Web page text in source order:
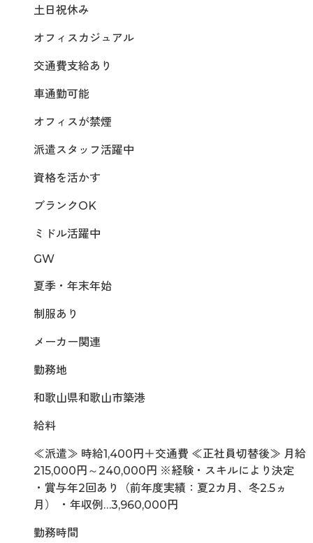
土日祝休み
オフィスカジュアル
交通費支給あり
車通勤可能
オフィスが禁煙
派遣スタッフ活躍中
資格を活かす
ブランクOK
ミドル活躍中
GW
夏季・年末年始
制服あり
メーカー関連
勤務地
和歌山県和歌山市築港
給料
≪派遣≫ 時給1,400円＋交通費 ≪正社員切替後≫ 月給
215,000円～240,000円 ※経験・スキルにより決定
・賞与年2回あり（前年度実績：夏2カ月、冬2.5ヵ
月） ・年収例…3,960,000円
勤務時間